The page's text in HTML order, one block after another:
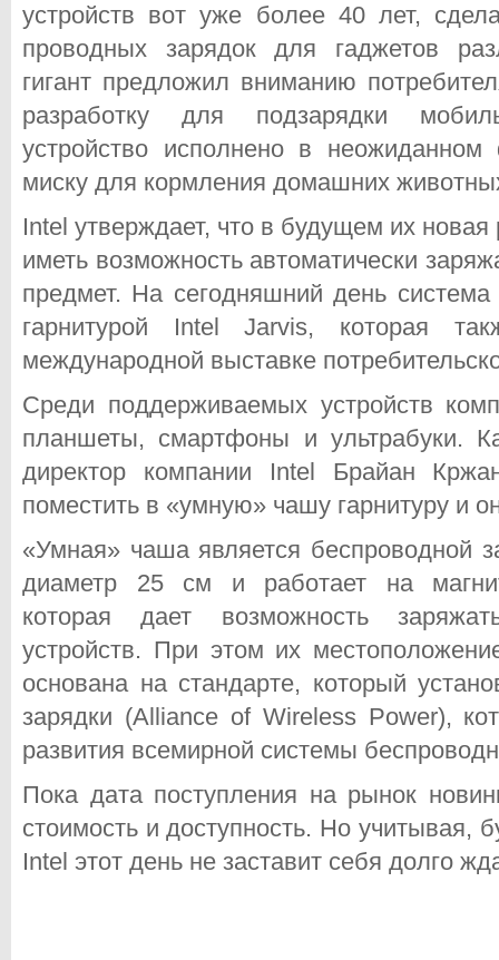
устройств вот уже более 40 лет,
проводных зарядок для гаджетов
гигант предложил вниманию
разработку для подзарядки
устройство исполнено в
миску для кормления домашних
Intel утверждает, что в будущем их
иметь возможность автоматически
предмет. На сегодняшний день
гарнитурой Intel Jarvis, которая
международной выставке
Среди поддерживаемых устройств
планшеты, смартфоны и ультрабуки.
директор компании Intel Брайан
поместить в «умную» чашу гарнитуру и
«Умная» чаша является беспроводной
диаметр 25 см и работает на
которая дает возможность
устройств. При этом их
основана на стандарте, который
зарядки (Alliance of Wireless Power),
развития всемирной системы
Пока дата поступления на рынок
стоимость и доступность. Но учитывая,
Intel этот день не заставит себя долго